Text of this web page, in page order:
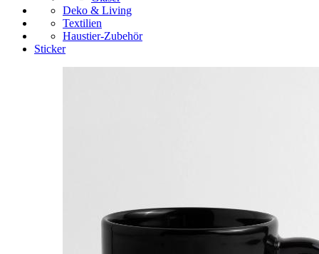
Deko & Living
Textilien
Haustier-Zubehör
Sticker